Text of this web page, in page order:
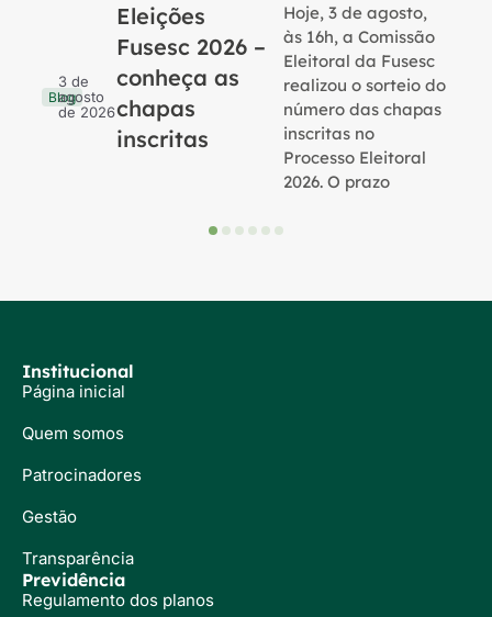
Blog
3 de
agosto
de 2026
Eleições
Fusesc 2026 –
conheça as
chapas
inscritas
Hoje, 3 de agosto,
às 16h, a Comissão
Eleitoral da Fusesc
realizou o sorteio do
número das chapas
inscritas no
Processo Eleitoral
2026. O prazo
Institucional
Página inicial
Quem somos
Patrocinadores
Gestão
Transparência
Previdência
Regulamento dos planos